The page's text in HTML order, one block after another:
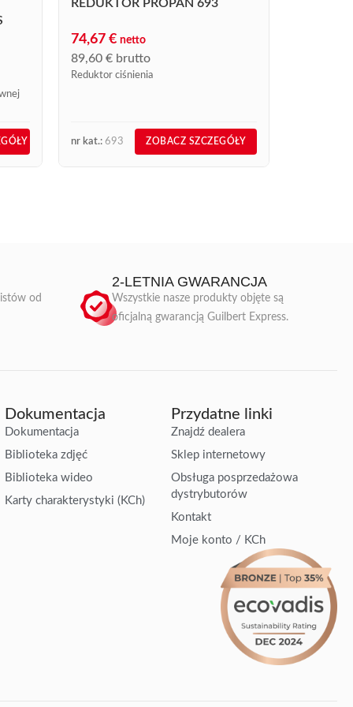
REDUKTOR PROPAN 693
74,67 € netto
89,60 € brutto
Reduktor ciśnienia
nr kat.: 693 ZOBACZ SZCZEGÓŁY
od
2-LETNIA GWARANCJA
Wszystkie nasze produkty objęte są
oficjalną gwarancją Guilbert Express.
Dokumentacja
Dokumentacja
Biblioteka zdjęć
Biblioteka wideo
Karty charakterystyki (KCh)
Przydatne linki
Znajdź dealera
Sklep internetowy
Obsługa posprzedażowa
dystrybutorów
Kontakt
Moje konto / KCh